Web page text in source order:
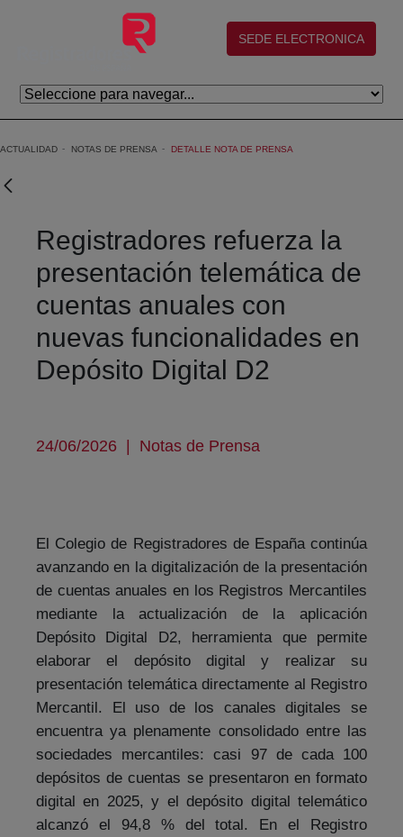
Saltar al contenido principal
(abre en nueva ventana)
SEDE ELECTRONICA
ACTUALIDAD NOTAS DE PRENSA DETALLE NOTA DE PRENSA
Registradores refuerza la
presentación telemática de
cuentas anuales con
nuevas funcionalidades en
Depósito Digital D2
24/06/2026 | Notas de Prensa
El Colegio de Registradores de España continúa
avanzando en la digitalización de la presentación
de cuentas anuales en los Registros Mercantiles
mediante la actualización de la aplicación
Depósito Digital D2, herramienta que permite
elaborar el depósito digital y realizar su
presentación telemática directamente al Registro
Mercantil. El uso de los canales digitales se
encuentra ya plenamente consolidado entre las
sociedades mercantiles: casi 97 de cada 100
depósitos de cuentas se presentaron en formato
digital en 2025, y el depósito digital telemático
alcanzó el 94,8 % del total. En el Registro